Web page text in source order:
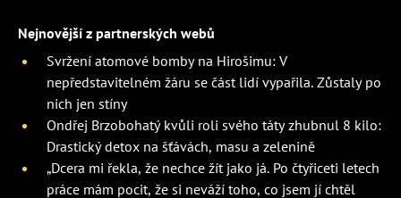
Nejnovější z partnerských webů
Svržení atomové bomby na Hirošimu: V
nepředstavitelném žáru se část lidí vypařila. Zůstaly po
nich jen stíny
Ondřej Brzobohatý kvůli roli svého táty zhubnul 8 kilo:
Drastický detox na šťávách, masu a zelenině
„Dcera mi řekla, že nechce žít jako já. Po čtyřiceti letech
práce mám pocit, že si neváží toho, co jsem jí chtěl